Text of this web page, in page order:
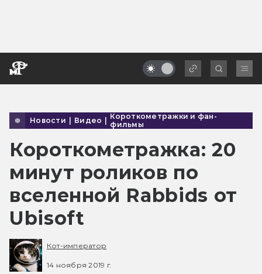
Новости | Видео | Короткометражки и фан-
фильмы
Короткометражка: 20
минут роликов по
вселенной Rabbids от
Ubisoft
Кот-император
14 ноября 2019 г.